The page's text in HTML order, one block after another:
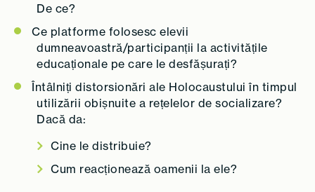
De ce?
Ce platforme folosesc elevii
dumneavoastră/participanții la activitățile
educaționale pe care le desfășurați?
Întâlniți distorsionări ale Holocaustului în timpul
utilizării obișnuite a rețelelor de socializare?
Dacă da:
Cine le distribuie?
Cum reacționează oamenii la ele?